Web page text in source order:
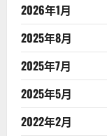
2026年1月
2025年8月
2025年7月
2025年5月
2022年2月